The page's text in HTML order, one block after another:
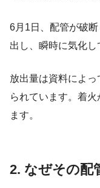
6月1日、配管が破
出し、瞬時に気化し
放出量は資料によっ
られています。着
ます。
2. なぜその配